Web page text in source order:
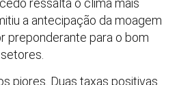
ressalta o clima mais
a antecipação da moagem
preponderante para o bom
piores. Duas taxas positivas